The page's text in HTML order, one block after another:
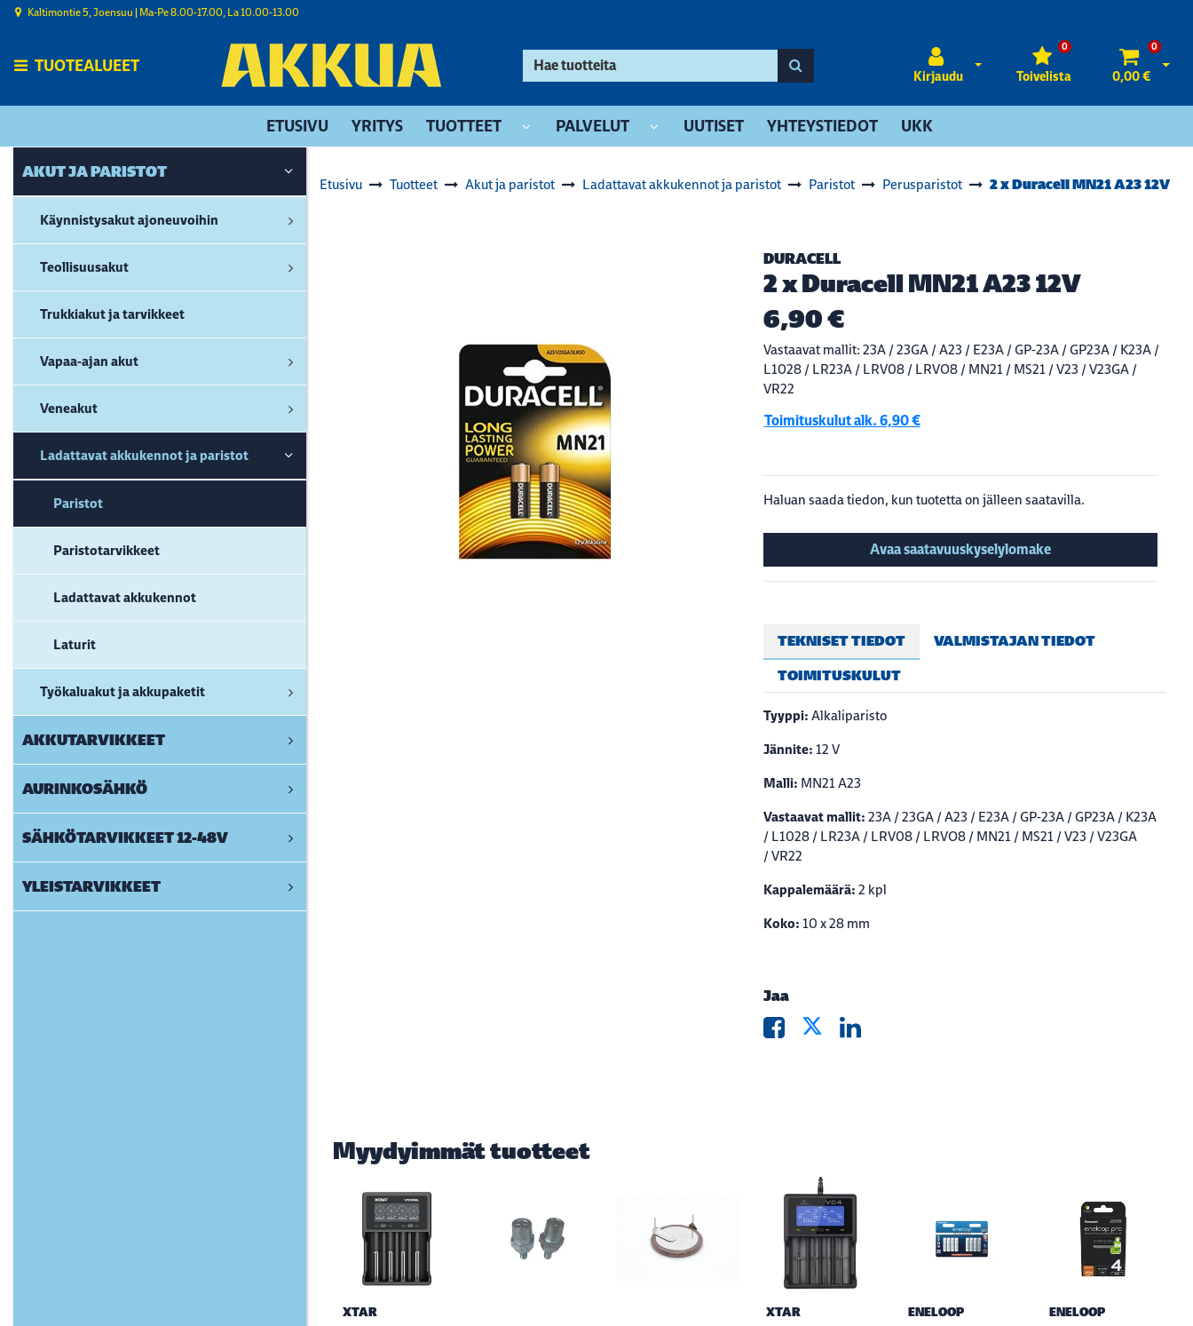
Siirry pääsisältöön
Kaltimontie 5, Joensuu | ​Ma-Pe 8.00-17.00, La 10.00-13.00
TUOTEALUEET
Kirjaudu
Avaa kirjautuminen
Toivelista
0 0
0,00 €
ETUSIVU YRITYS TUOTTEET PALVELUT UUTISET YHTEYSTIEDOT UKK
AKUT JA PARISTOT
Käynnistysakut ajoneuvoihin
Teollisuusakut
Trukkiakut ja tarvikkeet
Vapaa-ajan akut
Veneakut
Ladattavat akkukennot ja paristot
Paristot
Paristotarvikkeet
Ladattavat akkukennot
Laturit
Työkaluakut ja akkupaketit
AKKUTARVIKKEET
AURINKOSÄHKÖ
SÄHKÖTARVIKKEET 12-48V
YLEISTARVIKKEET
Etusivu Tuotteet Akut ja paristot Ladattavat akkukennot ja paristot Paristot Perusparistot 2 x Duracell MN21 A23 12V
DURACELL
2 x Duracell MN21 A23 12V
6,90 €
Vastaavat mallit: 23A / 23GA / A23 / E23A / GP-23A / GP23A / K23A /
L1028 / LR23A / LRV08 / LRVO8 / MN21 / MS21 / V23 / V23GA /
VR22
Toimituskulut alk. 6,90 €
Haluan saada tiedon, kun tuotetta on jälleen saatavilla.
Avaa saatavuuskyselylomake
TEKNISET TIEDOT
VALMISTAJAN TIEDOT
TOIMITUSKULUT
Tyyppi: Alkaliparisto
Jännite: 12 V
Malli: MN21 A23
Vastaavat mallit: 23A / 23GA / A23 / E23A / GP-23A / GP23A / K23A
/ L1028 / LR23A / LRV08 / LRVO8 / MN21 / MS21 / V23 / V23GA
/ VR22
Kappalemäärä: 2 kpl
Koko: 10 x 28 mm
Jaa
Myydyimmät tuotteet
XTAR XTAR ENELOOP ENELOOP